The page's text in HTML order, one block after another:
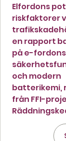
Elfordons
riskfaktorer
en rapport
på e-
och modern
batterikemi,
från FFI-